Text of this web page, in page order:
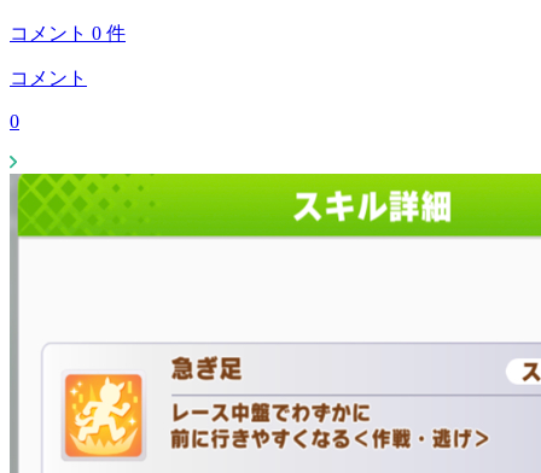
コメント 0 件
コメント
0